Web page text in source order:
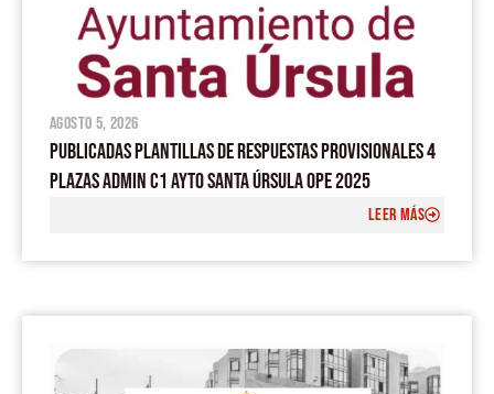
agosto 5, 2026
PUBLICADAS PLANTILLAS DE RESPUESTAS PROVISIONALES 4
PLAZAS ADMIN C1 AYTO SANTA ÚRSULA OPE 2025
LEER MÁS